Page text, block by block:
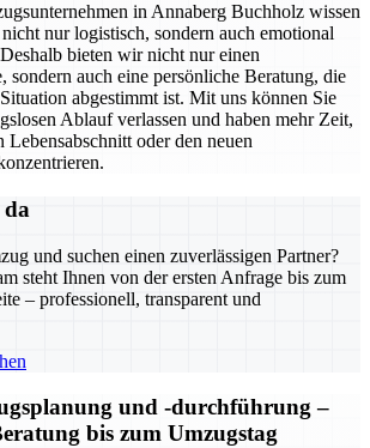
in Annaberg Buchholz wissen
nur logistisch, sondern auch emotional
bieten wir nicht nur einen
sondern auch eine persönliche Beratung, die
abgestimmt ist. Mit uns können Sie
Ablauf verlassen und haben mehr Zeit,
Lebensabschnitt oder den neuen
und suchen einen zuverlässigen Partner?
steht Ihnen von der ersten Anfrage bis zum
– professionell, transparent und
und -durchführung –
bis zum Umzugstag